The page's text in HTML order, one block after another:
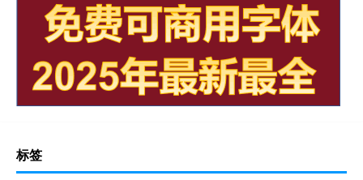
标签